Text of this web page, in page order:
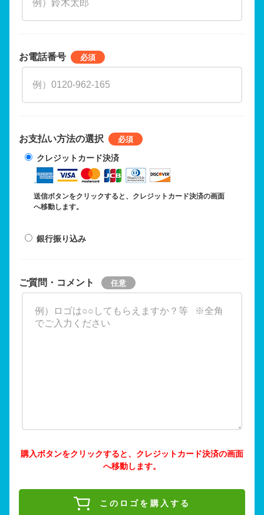
お電話番号
お支払い方法の選択
クレジットカード決済
送信ボタンをクリックすると、クレジットカード決済の画面
へ移動します。
銀行振り込み
ご質問・コメント
購入ボタンをクリックすると、クレジットカード決済の画面
へ移動します。
このロゴを購入する